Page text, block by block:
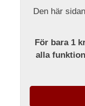
Den här
För bara 1
alla